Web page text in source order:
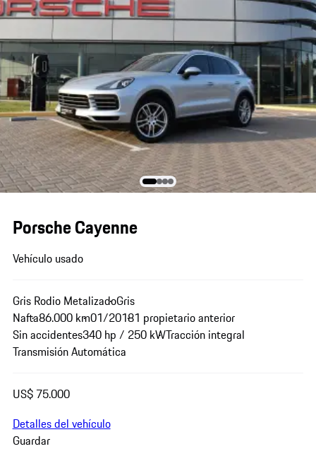
Porsche Cayenne
Vehículo usado
Gris Rodio MetalizadoGris
Nafta86.000 km01/20181 propietario anterior
Sin accidentes340 hp / 250 kWTracción integral
Transmisión Automática
US$ 75.000
Detalles del vehículo
Guardar